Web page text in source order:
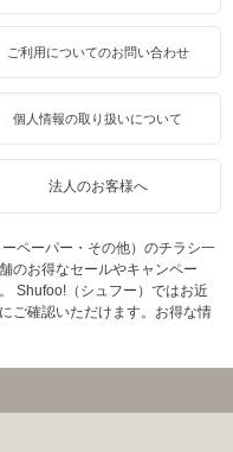
ご利用についてのお問い合わせ
個人情報の取り扱いについて
法人のお客様へ
ペーパー・その他）のチラシ一
のお得なセールやキャンペー
Shufoo!（シュフー）ではお近
ご確認いただけます。お得な情